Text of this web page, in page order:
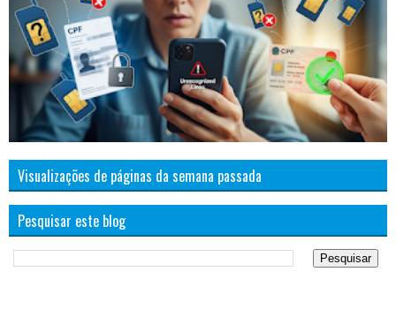
Visualizações de páginas da semana passada
Pesquisar este blog